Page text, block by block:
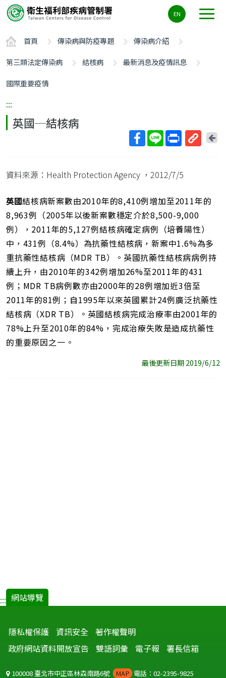
要
容
ALT+C
EN
首頁 傳染病與防疫專題
傳染病介紹
第三類法定傳染病
結核病
最新消息及疫情訊息
國際重要疫情
:::
英國─結核病
址
回
資料來源：Health Protection Agency ，2012/7/5
英國結核病新案數由2010年的8,410例增加至2011年的
8,963例（2005年以後新案數穩定介於8,500-9,000
例），2011年的5,127例結核病確定病例（培養陽性）
中，431例（8.4%）為抗藥性結核病，新案中1.6%為多
重抗藥性結核病（MDR TB）。英國抗藥性結核病病例持
續上升，由2010年的342例增加26%至2011年的431
例；MDR TB病例數亦由2000年的28例增加近3倍至
2011年的81例；自1995年以來英國累計24例廣泛抗藥性
結核病（XDR TB）。英國結核病完成治療率由2001年的
78%上升至2010年的84%，完成治療失敗是造成抗藥性
的重要原因之一。
最後更新日期 2019/6/12
::: 網站導覽
隱私權保護 資訊安全 著作權聲明
政府網站資料開放宣告
雙語詞彙 電子報 署長信箱
100008 臺北市中正區林森南路6號 MAP 電話：02-2395-9825